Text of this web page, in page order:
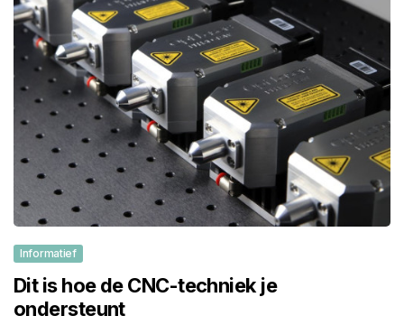
Informatief
Dit is hoe de CNC-techniek je
ondersteunt